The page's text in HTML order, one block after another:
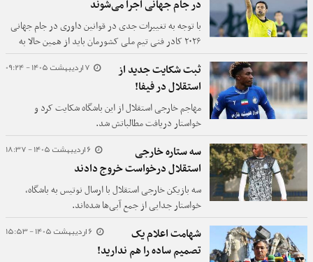
در جام جهانی اجرا می‌شوند
با توجه به تغییرات جدی در قوانین داوری در جام جهانی
۲۰۲۶ کادر فنی تیم ملی کشورمان باید از همین حالا به
فکر آموزش ملی پوشان باشند تا بی دلیل و ساده کارت زرد
و قرمز نگیرند.
7 اردیبهشت 1405 - 09:24
ثبت شکایت جدید از
استقلال در فیفا!
مهاجم خارجی استقلال از این باشگاه شکایت کرد و
خواستار دریافت مطالباتش شد.
6 اردیبهشت 1405 - 18:37
سه ستاره خارجی
استقلال درخواست خروج دادند
سه بازیکن خارجی استقلال با ارسال نوتیس به باشگاه،
خواستار جدایی از جمع آبی‌ها شده‌اند.
6 اردیبهشت 1405 - 15:53
شهامت اعلام یک
تصمیم ساده را هم ندارید!